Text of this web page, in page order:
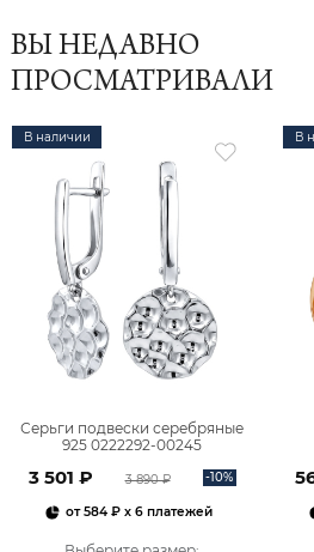
ВЫ НЕДАВНО
ПРОСМАТРИВАЛИ
В наличии
Серьги подвески серебряные
925 0222292-00245
3 501 ₽ 3 890 ₽ -10%
от584 ₽ x 6 платежей
В